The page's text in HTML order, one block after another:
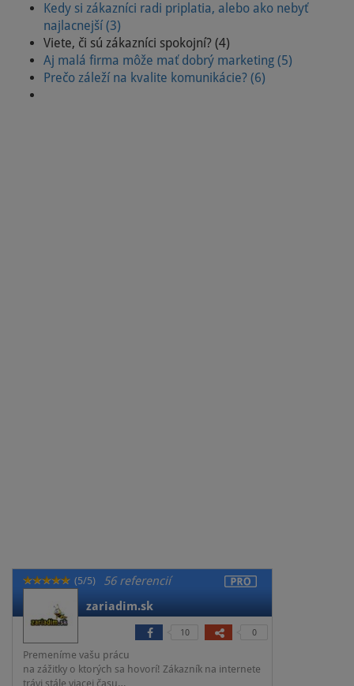
Kedy si zákazníci radi priplatia, alebo ako nebyť
najlacnejší (3)
Viete, či sú zákazníci spokojní? (4)
Aj malá firma môže mať dobrý marketing (5)
Prečo záleží na kvalite komunikácie? (6)
(5/5)
56 referencií
zariadim.sk
10 0
Premeníme vašu prácu
na zážitky o ktorých sa hovorí! Zákazník na internete
trávi stále viacej času…